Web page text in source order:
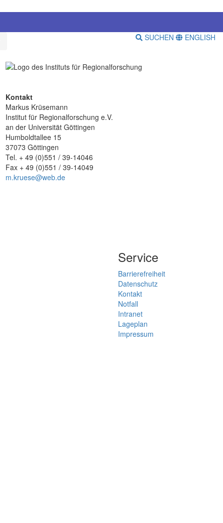
SUCHEN ENGLISH
Kontakt
Markus Krüsemann
Institut für Regionalforschung e.V.
an der Universität Göttingen
Humboldtallee 15
37073 Göttingen
Tel. + 49 (0)551 / 39-14046
Fax + 49 (0)551 / 39-14049
m.kruese@web.de
Service
Barrierefreiheit
Datenschutz
Kontakt
Notfall
Intranet
Lageplan
Impressum